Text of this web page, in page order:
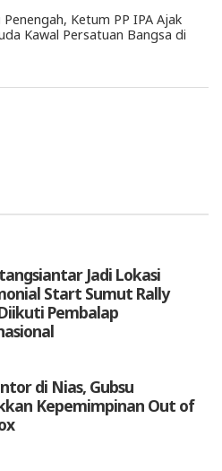
Ketum PP IPA Ajak
Kawal Persatuan Bangsa di
Jadi Lokasi
Start Sumut Rally
Pembalap
di Nias, Gubsu
Kepemimpinan Out of